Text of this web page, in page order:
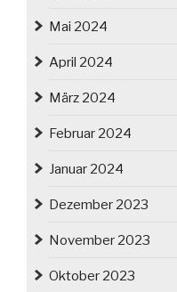
Mai 2024
April 2024
März 2024
Februar 2024
Januar 2024
Dezember 2023
November 2023
Oktober 2023